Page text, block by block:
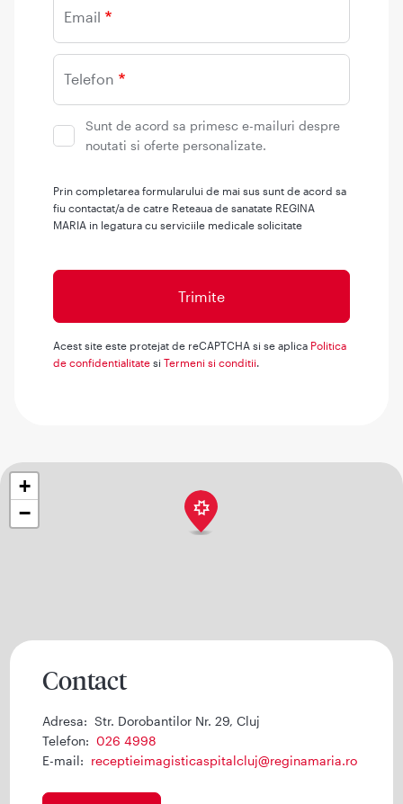
Email
Telefon
Sunt de acord sa primesc e-mailuri despre
noutati si oferte personalizate.
Prin completarea formularului de mai sus sunt de acord sa
fiu contactat/a de catre Reteaua de sanatate REGINA
MARIA in legatura cu serviciile medicale solicitate
Acest site este protejat de reCAPTCHA si se aplica Politica
de confidentialitate siTermeni si conditii.
+
−
Contact
Adresa: Str. Dorobantilor Nr. 29, Cluj
Telefon: 026 4998
E-mail: receptieimagisticaspitalcluj@reginamaria.ro